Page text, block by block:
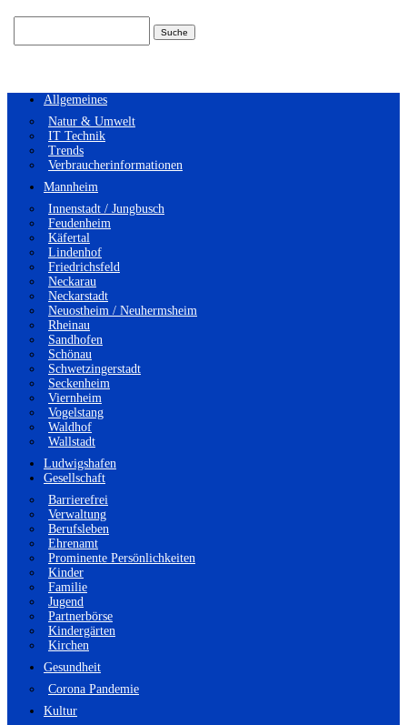
Allgemeines
Natur & Umwelt
IT Technik
Trends
Verbraucherinformationen
Mannheim
Innenstadt / Jungbusch
Feudenheim
Käfertal
Lindenhof
Friedrichsfeld
Neckarau
Neckarstadt
Neuostheim / Neuhermsheim
Rheinau
Sandhofen
Schönau
Schwetzingerstadt
Seckenheim
Viernheim
Vogelstang
Waldhof
Wallstadt
Ludwigshafen
Gesellschaft
Barrierefrei
Verwaltung
Berufsleben
Ehrenamt
Prominente Persönlichkeiten
Kinder
Familie
Jugend
Partnerbörse
Kindergärten
Kirchen
Gesundheit
Corona Pandemie
Kultur